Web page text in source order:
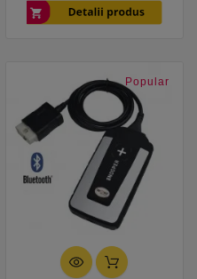
Popular